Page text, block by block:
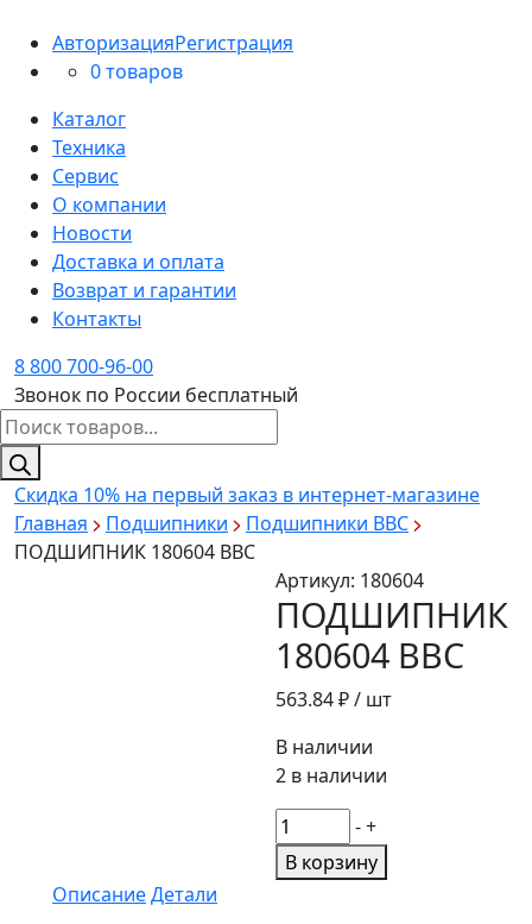
АвторизацияРегистрация
0 товаров
Каталог
Техника
Сервис
О компании
Новости
Доставка и оплата
Возврат и гарантии
Контакты
8 800 700-96-00
Звонок по России бесплатный
Поиск
товаров
Скидка 10% на первый заказ в интернет-магазине
Главная
Подшипники
Подшипники BBC
ПОДШИПНИК 180604 BBC
Артикул: 180604
ПОДШИПНИК
180604 BBC
563.84₽ / шт
В наличии
2 в наличии
Количество
товара
ПОДШИПНИК
- +
В корзину
ОписаниеДетали